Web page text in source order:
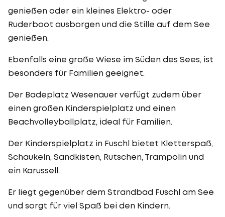
genießen oder ein kleines Elektro- oder
Ruderboot ausborgen und die Stille auf dem See
genießen.
Ebenfalls eine große Wiese im Süden des Sees, ist
besonders für Familien geeignet.
Der Badeplatz Wesenauer verfügt zudem über
einen großen Kinderspielplatz und einen
Beachvolleyballplatz, ideal für Familien.
Der Kinderspielplatz in Fuschl bietet Kletterspaß,
Schaukeln, Sandkisten, Rutschen, Trampolin und
ein Karussell.
Er liegt gegenüber dem Strandbad Fuschl am See
und sorgt für viel Spaß bei den Kindern.